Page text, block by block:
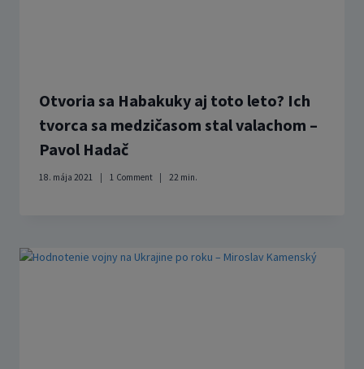
Otvoria sa Habakuky aj toto leto? Ich
tvorca sa medzičasom stal valachom –
Pavol Hadač
18. mája 2021 1 Comment 22 min.